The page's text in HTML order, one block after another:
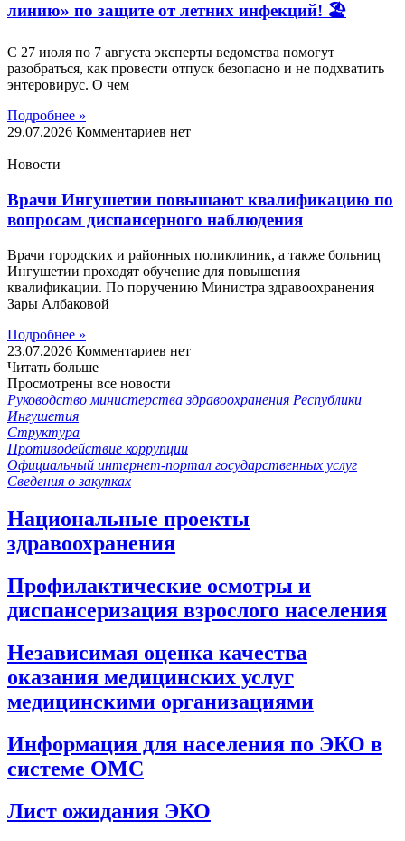
линию» по защите от летних инфекций! 🏖
С 27 июля по 7 августа эксперты ведомства помогут
разобраться, как провести отпуск безопасно и не подхватить
энтеровирус. О чем
Подробнее »
29.07.2026 Комментариев нет
Новости
Врачи Ингушетии повышают квалификацию по
вопросам диспансерного наблюдения
Врачи городских и районных поликлиник, а также больниц
Ингушетии проходят обучение для повышения
квалификации. По поручению Министра здравоохранения
Зары Албаковой
Подробнее »
23.07.2026 Комментариев нет
Читать больше
Просмотрены все новости
Руководство министерства здравоохранения Республики
Ингушетия
Структура
Противодействие коррупции
Официальный интернет-портал государственных услуг
Сведения о закупках
Национальные проекты
здравоохранения
Профилактические осмотры и
диспансеризация взрослого населения
Независимая оценка качества
оказания медицинских услуг
медицинскими организациями
Информация для населения по ЭКО в
системе ОМС
Лист ожидания ЭКО